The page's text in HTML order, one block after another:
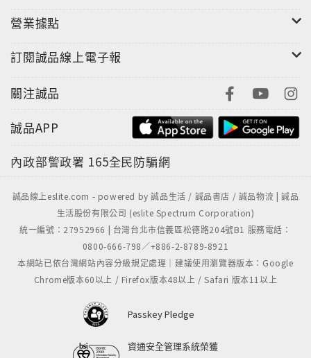
營業據點
訂閱誠品線上電子報
關注誠品
誠品APP
內政部警政署 165全民防騙網
誠品線上eslite.com - powered by 誠品生活 / 誠品書店 / 誠品物流 | 誠品
生活股份有限公司 (eslite Spectrum Corporation)
統一編號：27952966 | 台灣台北市信義區松德路204號B1 服務電話：
0800-666-798／+886-2-8789-8921
本網站已依台灣網站內容分級規定處理｜建議使用瀏覽器版本：Google
Chrome版本60以上 / Firefox版本48以上 / Safari 版本11以上
Passkey Pledge
資通安全管理系統榮獲